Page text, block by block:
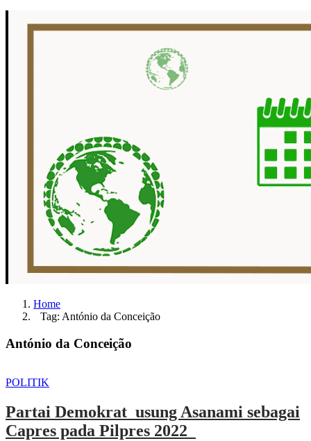
Home
Tag: António da Conceição
António da Conceição
POLITIK
Partai Demokrat usung Asanami sebagai
Capres pada Pilpres 2022